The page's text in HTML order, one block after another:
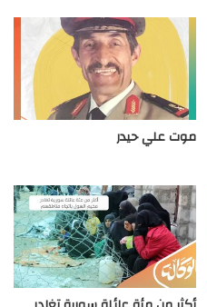
موت علي حيدر